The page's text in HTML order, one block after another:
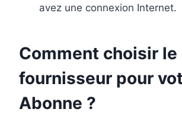
avez une connexion Internet.
Comment choisir le
fournisseur pour
Abonne ?